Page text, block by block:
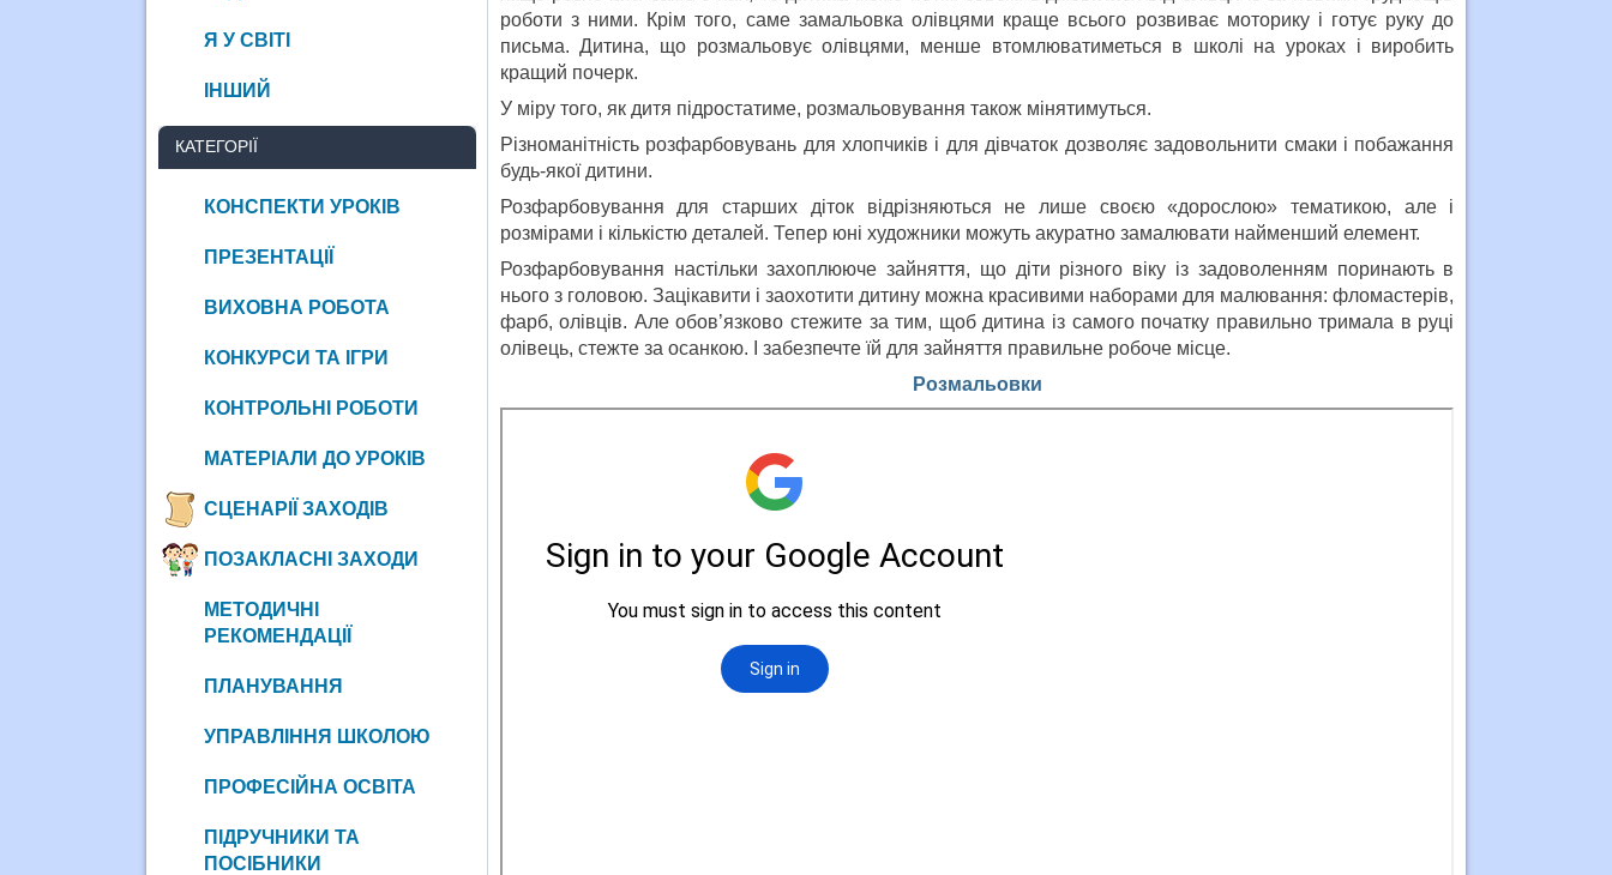
роботи з ними. Крім того, саме замальовка олівцями краще всього розвиває моторику і готує руку до
письма. Дитина, що розмальовує олівцями, менше втомлюватиметься в школі на уроках і виробить
кращий почерк.
У міру того, як дитя підростатиме, розмальовування також мінятимуться.
Різноманітність розфарбовувань для хлопчиків і для дівчаток дозволяє задовольнити смаки і побажання
будь-якої дитини.
Розфарбовування для старших діток відрізняються не лише своєю «дорослою» тематикою, але і
розмірами і кількістю деталей. Тепер юні художники можуть акуратно замалювати найменший елемент.
Розфарбовування настільки захоплююче зайняття, що діти різного віку із задоволенням поринають в
нього з головою. Зацікавити і заохотити дитину можна красивими наборами для малювання: фломастерів,
фарб, олівців. Але обов’язково стежите за тим, щоб дитина із самого початку правильно тримала в руці
олівець, стежте за осанкою. І забезпечте їй для зайняття правильне робоче місце.
Розмальовки
Я У СВІТІ
ІНШИЙ
КАТЕГОРІЇ
КОНСПЕКТИ УРОКІВ
ПРЕЗЕНТАЦІЇ
ВИХОВНА РОБОТА
КОНКУРСИ ТА ІГРИ
КОНТРОЛЬНІ РОБОТИ
МАТЕРІАЛИ ДО УРОКІВ
СЦЕНАРІЇ ЗАХОДІВ
ПОЗАКЛАСНІ ЗАХОДИ
МЕТОДИЧНІ
РЕКОМЕНДАЦІЇ
ПЛАНУВАННЯ
УПРАВЛІННЯ ШКОЛОЮ
ПРОФЕСІЙНА ОСВІТА
ПІДРУЧНИКИ ТА
ПОСІБНИКИ